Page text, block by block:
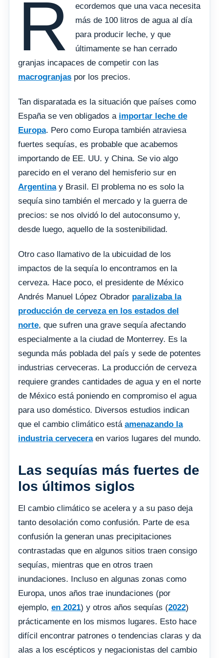
R
ecordemos que una vaca necesita
más de 100 litros de agua al día
para producir leche, y que
últimamente se han cerrado
granjas incapaces de competir con las
macrogranjas por los precios.
Tan disparatada es la situación que países como
España se ven obligados a importar leche de
Europa. Pero como Europa también atraviesa
fuertes sequías, es probable que acabemos
importando de EE. UU. y China. Se vio algo
parecido en el verano del hemisferio sur en
Argentinay Brasil. El problema no es solo la
sequía sino también el mercado y la guerra de
precios: se nos olvidó lo del autoconsumo y,
desde luego, aquello de la sostenibilidad.
Otro caso llamativo de la ubicuidad de los
impactos de la sequía lo encontramos en la
cerveza. Hace poco, el presidente de México
Andrés Manuel López Obrador paralizaba la
producción de cerveza en los estados del
norte, que sufren una grave sequía afectando
especialmente a la ciudad de Monterrey. Es la
segunda más poblada del país y sede de potentes
industrias cerveceras. La producción de cerveza
requiere grandes cantidades de agua y en el norte
de México está poniendo en compromiso el agua
para uso doméstico. Diversos estudios indican
que el cambio climático está amenazando la
industria cerveceraen varios lugares del mundo.
Las sequías más fuertes de
los últimos siglos
El cambio climático se acelera y a su paso deja
tanto desolación como confusión. Parte de esa
confusión la generan unas precipitaciones
contrastadas que en algunos sitios traen consigo
sequías, mientras que en otros traen
inundaciones. Incluso en algunas zonas como
Europa, unos años trae inundaciones (por
ejemplo, en 2021) y otros años sequías (2022)
prácticamente en los mismos lugares. Esto hace
difícil encontrar patrones o tendencias claras y da
alas a los escépticos y negacionistas del cambio